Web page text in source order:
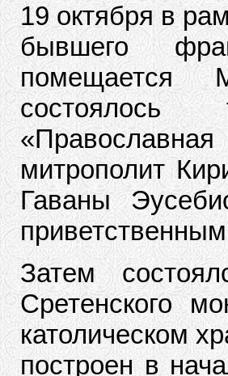
19 октября в
бывшего
помещается
состоялось
митрополит
Гаваны
Затем
Сретенского
католическом
построен в